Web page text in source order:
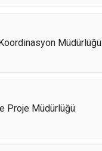
Müdürlüğü
Proje Müdürlüğü